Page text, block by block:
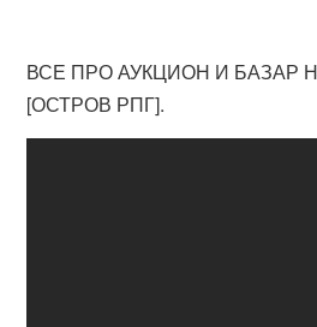
ВСЕ ПРО АУКЦИОН И БАЗАР
[ОСТРОВ РПГ].